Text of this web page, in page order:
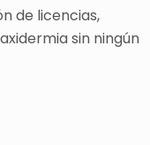
de licencias,
sin ningún